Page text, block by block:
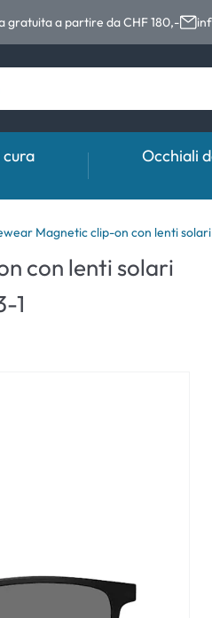
gratuita a partire da CHF 180,-
Periodo di usura
Lenti giornaliere
Categoria
Soluzioni per lenti
Occhiali
Marche
Ray-Ban
Magnetic clip-on con lenti
con lenti solari
1